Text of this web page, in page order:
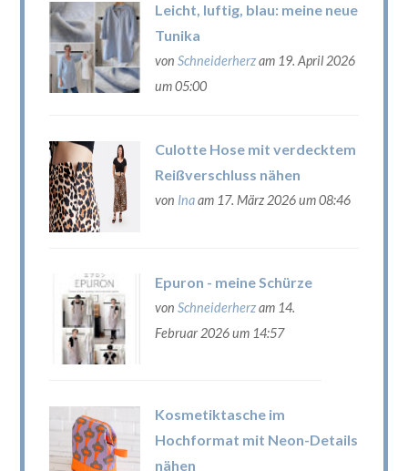
Leicht, luftig, blau: meine neue
Tunika
von Schneiderherzam 19. April 2026
um 05:00
Culotte Hose mit verdecktem
Reißverschluss nähen
von Inaam 17. März 2026 um 08:46
Epuron - meine Schürze
von Schneiderherzam 14.
Februar 2026 um 14:57
Kosmetiktasche im
Hochformat mit Neon-Details
nähen